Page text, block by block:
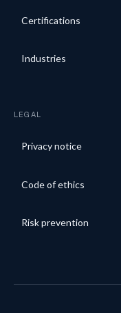
Certifications
Industries
LEGAL
Privacy notice
Code of ethics
Risk prevention